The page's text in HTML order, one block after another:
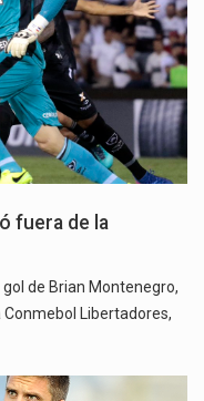
fuera de la
de Brian Montenegro,
Conmebol Libertadores,